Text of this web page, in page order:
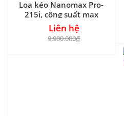
Loa kéo Nanomax Pro-
215i, công suất max
2200W
Liên hệ
9.900.000₫